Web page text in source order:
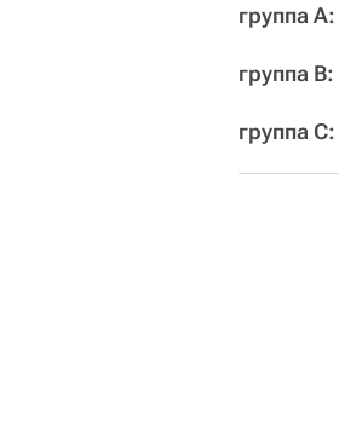
группа A:
группа B:
группа C: